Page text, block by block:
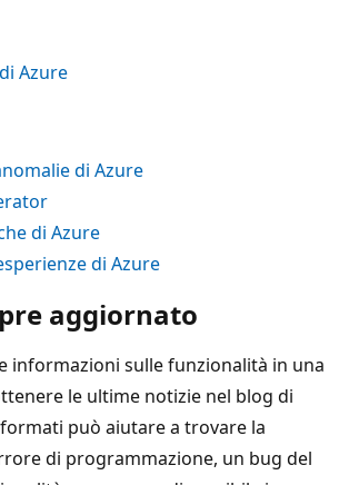
Azure
di Azure
di Azure
di Azure
aggiornato
informazioni sulle funzionalità in una
le ultime notizie nel blog di
può aiutare a trovare la
di programmazione, un bug del